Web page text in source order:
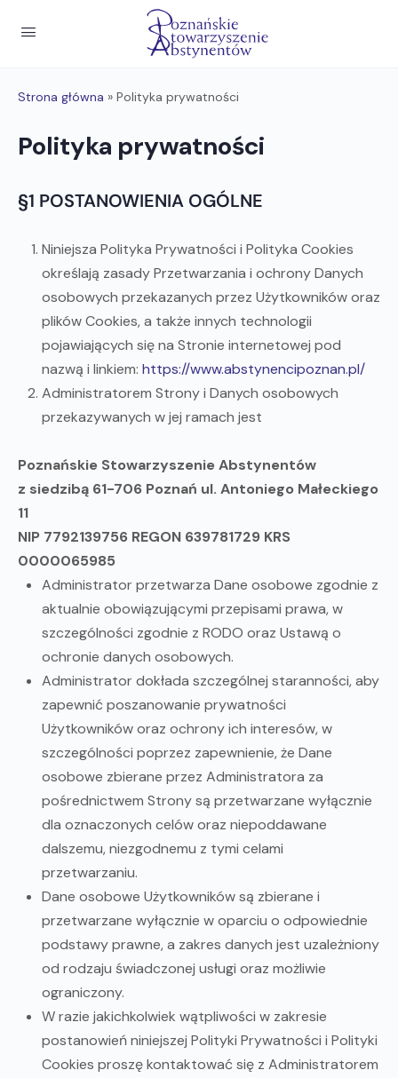
Strona główna » Polityka prywatności
Polityka prywatności
§1 POSTANOWIENIA OGÓLNE
Niniejsza Polityka Prywatności i Polityka Cookies
określają zasady Przetwarzania i ochrony Danych
osobowych przekazanych przez Użytkowników oraz
plików Cookies, a także innych technologii
pojawiających się na Stronie internetowej pod
nazwą i linkiem: https://www.abstynencipoznan.pl/
Administratorem Strony i Danych osobowych
przekazywanych w jej ramach jest
Poznańskie Stowarzyszenie Abstynentów
z siedzibą 61-706 Poznań ul. Antoniego Małeckiego
11
NIP 7792139756 REGON 639781729 KRS
0000065985
Administrator przetwarza Dane osobowe zgodnie z
aktualnie obowiązującymi przepisami prawa, w
szczególności zgodnie z RODO oraz Ustawą o
ochronie danych osobowych.
Administrator dokłada szczególnej staranności, aby
zapewnić poszanowanie prywatności
Użytkowników oraz ochrony ich interesów, w
szczególności poprzez zapewnienie, że Dane
osobowe zbierane przez Administratora za
pośrednictwem Strony są przetwarzane wyłącznie
dla oznaczonych celów oraz niepoddawane
dalszemu, niezgodnemu z tymi celami
przetwarzaniu.
Dane osobowe Użytkowników są zbierane i
przetwarzane wyłącznie w oparciu o odpowiednie
podstawy prawne, a zakres danych jest uzależniony
od rodzaju świadczonej usługi oraz możliwie
ograniczony.
W razie jakichkolwiek wątpliwości w zakresie
postanowień niniejszej Polityki Prywatności i Polityki
Cookies proszę kontaktować się z Administratorem